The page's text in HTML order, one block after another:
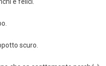
scuro.